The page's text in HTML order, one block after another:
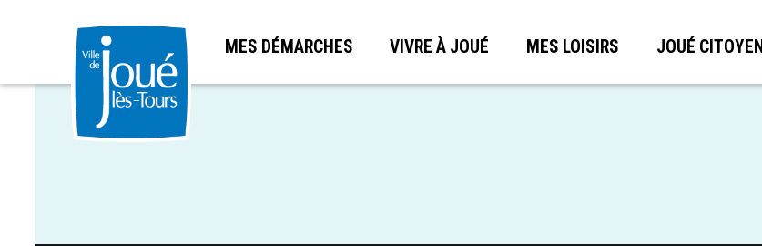
Aller
MES DÉMARCHES VIVRE À JOUÉ MES LOISIRS JOUÉ CITOYEN